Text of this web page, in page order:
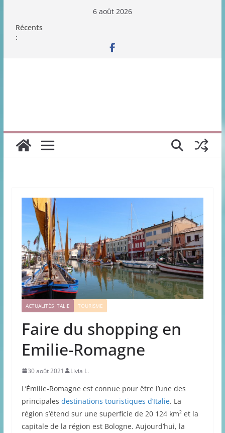
contenu
6 août 2026
Récents
:
ACTUALITÉS ITALIE TOURISME
Faire du shopping en
Emilie-Romagne
30 août 2021 Livia L.
L’Émilie-Romagne est connue pour être l’une des
principales destinations touristiques d’Italie. La
région s’étend sur une superficie de 20 124 km² et la
capitale de la région est Bologne. Aujourd’hui, la